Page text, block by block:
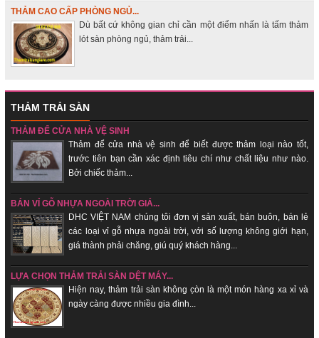
THẢM CAO CẤP PHÒNG NGỦ...
Dù bất cứ không gian chỉ cần một điểm nhấn là tấm thảm
lót sàn phòng ngủ, thảm trải...
THẢM TRẢI SÀN
THẢM ĐỂ CỬA NHÀ VỆ SINH
Thảm để cửa nhà vệ sinh để biết được thảm loại nào tốt,
trước tiên bạn cần xác định tiêu chí như chất liệu như nào.
Bởi chiếc thảm...
BÁN VỈ GỖ NHỰA NGOÀI TRỜI GIÁ...
DHC VIỆT NAM chúng tôi đơn vị sản xuất, bán buôn, bán lẻ
các loại vỉ gỗ nhựa ngoài trời, với số lượng không giới hạn,
giá thành phải chăng, giú quý khách hàng...
LỰA CHỌN THẢM TRẢI SÀN DỆT MÁY...
Hiện nay, thảm trải sàn không c̣òn là một món hàng xa xỉ và
ngày càng được nhiều gia đình...